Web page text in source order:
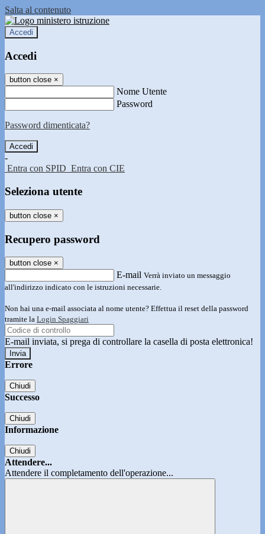
Salta al contenuto
Accedi
Accedi
button close ×
Nome Utente
Password
Password dimenticata?
-
Entra con SPID Entra con CIE
Seleziona utente
button close ×
Recupero password
button close ×
E-mail Verrà inviato un messaggio
all'indirizzo indicato con le istruzioni necessarie.
Non hai una e-mail associata al nome utente? Effettua il reset della password
tramite la Login Spaggiari
E-mail inviata, si prega di controllare la casella di posta elettronica!
Errore
Chiudi
Successo
Chiudi
Informazione
Chiudi
Attendere...
Attendere il completamento dell'operazione...